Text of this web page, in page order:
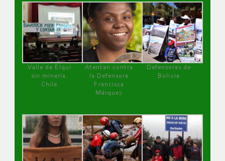
Valle de Elqui
sin minería.
Chile
Atentan contra
la Defensora
Francisca
Márquez
Defensoras de
Bolivia